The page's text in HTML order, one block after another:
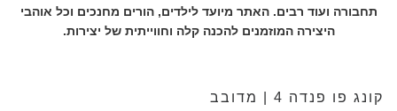
תחבורה ועוד רבים. האתר מיועד לילדים, הורים מחנכים וכל אוהבי
היצירה המוזמנים להכנה קלה וחווייתית של יצירות.
קונג פו פנדה 4 | מדובב